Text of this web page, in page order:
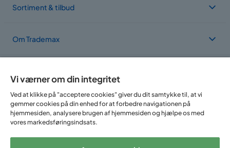
Sortiment & tilbud
Om Trademax
Vi findes i flere forskellige lande
Vi værner om din integritet
Ved at klikke på "acceptere cookies" giver du dit samtykke til, at vi
gemmer cookies på din enhed for at forbedre navigationen på
hjemmesiden, analysere brugen af hjemmesiden og hjælpe os med
vores markedsføringsindsats.